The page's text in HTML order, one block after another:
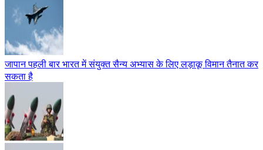
जापान पहली बार भारत में संयुक्त सैन्य अभ्यास के लिए लड़ाकू विमान तैनात कर
सकता है